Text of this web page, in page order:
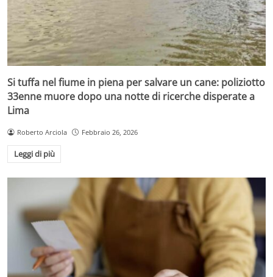
Si tuffa nel fiume in piena per salvare un cane: poliziotto
33enne muore dopo una notte di ricerche disperate a
Lima
Roberto Arciola Febbraio 26, 2026
Leggi di più